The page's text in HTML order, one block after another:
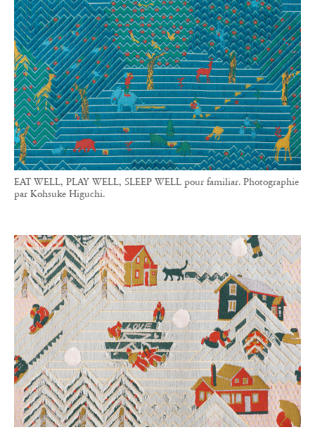
EAT WELL, PLAY WELL, SLEEP WELL pour familiar. Photographie
par Kohsuke Higuchi.